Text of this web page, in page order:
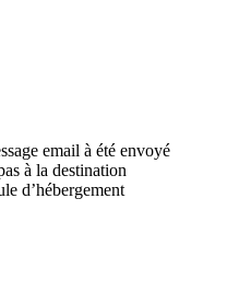
email à été envoyé
à la destination
d’hébergement